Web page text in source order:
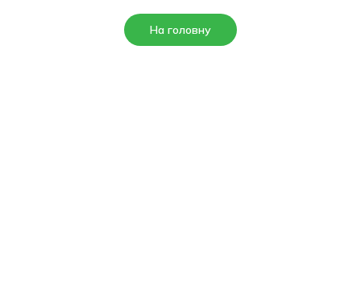
На головну